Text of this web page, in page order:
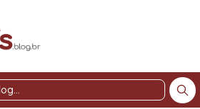
Pesquisar